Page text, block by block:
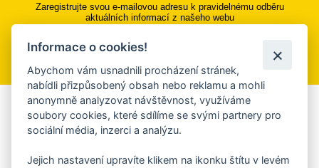
Zaregistrujte svou e-mailovou adresu k pravidelnému odběru
aktuálních informací z našeho webu
Přihlásit se k odběru
Aplikace Mobilní rozhlas
Chcete dostávat do svého mobilu či mailu upozornění na
ankety, pozvánky na kulturní a sportovní akce?
Informace o cookies!
Abychom vám usnadnili procházení stránek,
nabídli přizpůsobený obsah nebo reklamu a mohli
anonymně analyzovat návštěvnost, využíváme
soubory cookies, které sdílíme se svými partnery pro
sociální média, inzerci a analýzu.
Jejich nastavení upravíte klikem na ikonku štítu v levém